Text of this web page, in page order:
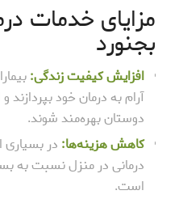
مزایای خدمات
بجنورد
افزایش کیفیت زندگی:
آرام به درمان خود بپردازند
دوستان بهره‌مند شوند.
کاهش هزینه‌ها: در بسیاری
درمانی در منزل نسبت به
است.